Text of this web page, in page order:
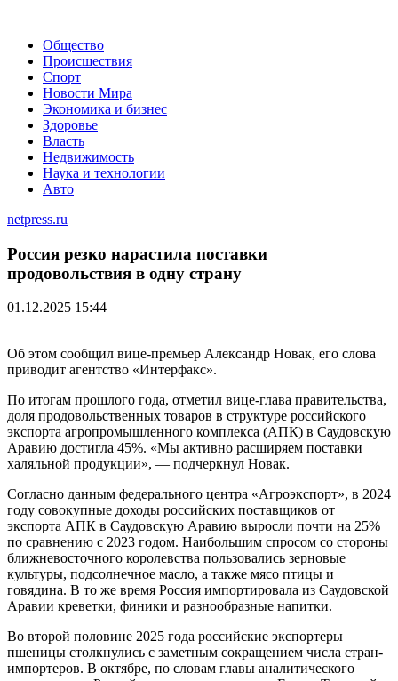
Общество
Происшествия
Спорт
Новости Мира
Экономика и бизнес
Здоровье
Власть
Недвижимость
Наука и технологии
Авто
netpress.ru
Россия резко нарастила поставки
продовольствия в одну страну
01.12.2025 15:44
Об этом сообщил вице-премьер Александр Новак, его слова
приводит агентство «Интерфакс».
По итогам прошлого года, отметил вице-глава правительства,
доля продовольственных товаров в структуре российского
экспорта агропромышленного комплекса (АПК) в Саудовскую
Аравию достигла 45%. «Мы активно расширяем поставки
халяльной продукции», — подчеркнул Новак.
Согласно данным федерального центра «Агроэкспорт», в 2024
году совокупные доходы российских поставщиков от
экспорта АПК в Саудовскую Аравию выросли почти на 25%
по сравнению с 2023 годом. Наибольшим спросом со стороны
ближневосточного королевства пользовались зерновые
культуры, подсолнечное масло, а также мясо птицы и
говядина. В то же время Россия импортировала из Саудовской
Аравии креветки, финики и разнообразные напитки.
Во второй половине 2025 года российские экспортеры
пшеницы столкнулись с заметным сокращением числа стран-
импортеров. В октябре, по словам главы аналитического